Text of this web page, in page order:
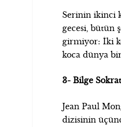
Serinin ikinci
gecesi, bütün
girmiyor: İki
koca dünya
3- Bilge
Jean Paul
dizisinin